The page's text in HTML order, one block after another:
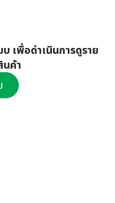
เพื่อดำเนินการดูราย
นค้า